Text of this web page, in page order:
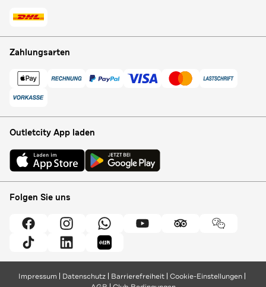
Zahlungsarten
Outletcity App laden
Folgen Sie uns
Impressum Datenschutz Barrierefreiheit Cookie-Einstellungen